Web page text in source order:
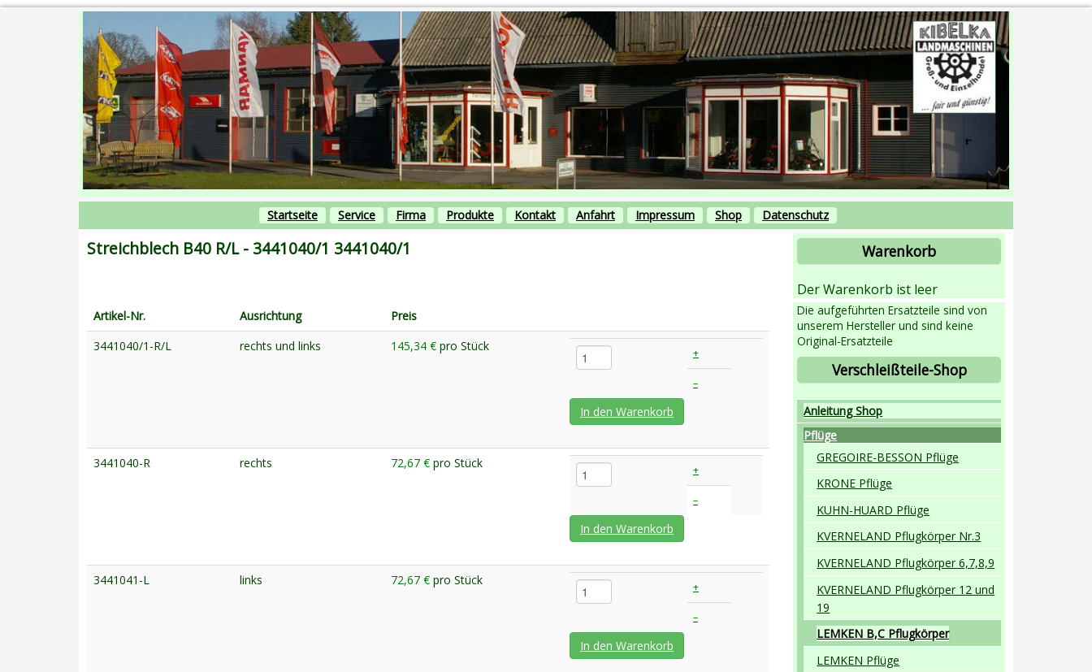
Startseite Service Firma Produkte Kontakt Anfahrt Impressum Shop Datenschutz
Streichblech B40 R/L - 3441040/1 3441040/1
Artikel-Nr. Ausrichtung
Preis
3441040/1-R/L
rechts und links 145,34 € pro Stück +
–
In den Warenkorb
3441040-R rechts 72,67 € pro Stück +
–
In den Warenkorb
3441041-L links 72,67 € pro Stück +
–
In den Warenkorb
Warenkorb
Der Warenkorb ist leer
Die aufgeführten Ersatzteile sind von
unserem Hersteller und sind keine
Original-Ersatzteile
Verschleißteile-Shop
Anleitung Shop
Pflüge
GREGOIRE-BESSON Pflüge
KRONE Pflüge
KUHN-HUARD Pflüge
KVERNELAND Pflugkörper Nr.3
KVERNELAND Pflugkörper 6,7,8,9
KVERNELAND Pflugkörper 12 und
19
LEMKEN B,C Pflugkörper
LEMKEN Pflüge